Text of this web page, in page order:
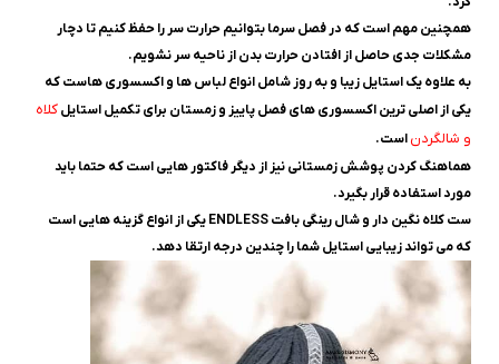
همچنین مهم است که در فصل سرما بتوانیم حرارت سر را حفظ کنیم تا دچار
مشکلات جدی حاصل از افتادن حرارت بدن از ناحیه سر نشویم.
به علاوه یک استایل زیبا و به روز شامل انواع لباس ها و اکسسوری هاست که
یکی از اصلی ترین اکسسوری های فصل پاییز و زمستان برای تکمیل استایلکلاه
و شالگردناست.
هماهنگ کردن پوشش زمستانی نیز از دیگر فاکتور هایی است که حتما باید
مورد استفاده قرار بگیرد.
ست کلاه نگین دار و شال رینگی بافت ENDLESS یکی از انواع گزینه هایی است
که می تواند زیبایی استایل شما را چندین درجه ارتقا دهد.